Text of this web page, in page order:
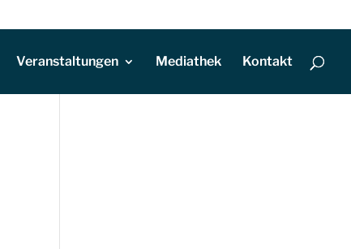
Veranstaltungen Mediathek Kontakt